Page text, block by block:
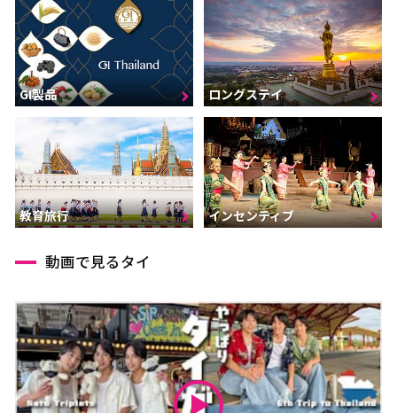
GI製品 ロングステイ
教育旅行 インセンティブ
動画で見るタイ